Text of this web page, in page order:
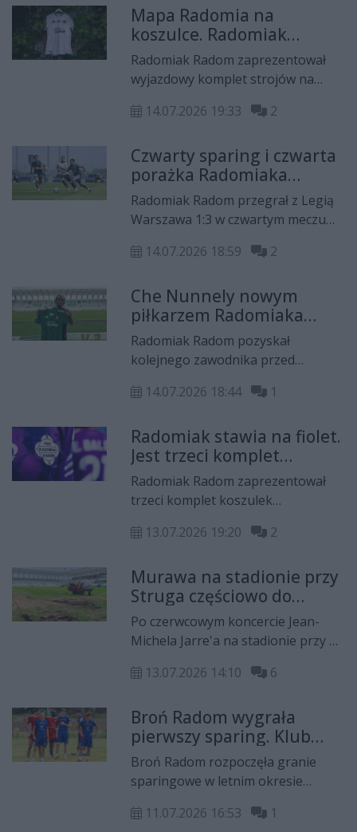
Spotkanie odbędzie się w piątek, 14
sierpnia, o godz. 20.30.
Mapa Radomia na
koszulce. Radomiak
pokazał wyjazdowy
komplet na nowy sezon
Radomiak Radom zaprezentował
wyjazdowy komplet strojów na
do Radomia.
14.07.2026 19:33 2
Czwarty sparing i czwarta
porażka Radomiaka
Radom w letnim okresie
przygotowawczym
Radomiak Radom przegrał z Legią
Warszawa 1:3 w czwartym meczu
PKO BP Ekstraklasy. Zieloni
Roberto Alvesa z rzutu karnego,
jednak po zmianie stron
skuteczniejsi byli warszawianie.
14.07.2026 18:59 2
Che Nunnely nowym
piłkarzem Radomiaka
Radom
Radomiak Radom pozyskał
kolejnego zawodnika przed
Ekstraklasy. Do zespołu dołączył
który związał się z klubem umową
obowiązującą do 30 czerwca 2028
roku.
14.07.2026 18:44 1
Radomiak stawia na fiolet.
Jest trzeci komplet
koszulek na nowy sezon
Radomiak Radom zaprezentował
trzeci komplet koszulek
będą występować w sezonie
jest w fioletowej kolorystyce i po
raz pierwszy w historii klubu
wykorzystuje taką paletę barw.
13.07.2026 19:20 2
Murawa na stadionie przy
Struga częściowo do
wymiany po koncercie
Jean-Michela Jarre'a
Po czerwcowym koncercie Jean-
Michela Jarre'a na stadionie przy ul.
części boiska. MOSiR zdecydował, że
kwadratowych nawierzchni. Ich
koszt wyniesie około 300 tysięcy
złotych, a roboty już się rozpoczęły.
13.07.2026 14:10 6
Broń Radom wygrała
pierwszy sparing. Klub
ogłosił też dwa
wzmocnienia
Broń Radom rozpoczęła granie
sparingowe w letnim okresie
Zespół prowadzony przez Huberta
11.07.2026 16:53 1